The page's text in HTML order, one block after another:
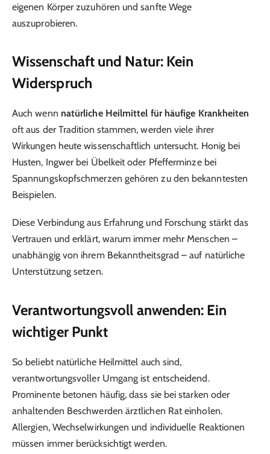
eigenen Körper zuzuhören und sanfte Wege
auszuprobieren.
Wissenschaft und Natur: Kein
Widerspruch
Auch wenn natürliche Heilmittel für häufige Krankheiten
oft aus der Tradition stammen, werden viele ihrer
Wirkungen heute wissenschaftlich untersucht. Honig bei
Husten, Ingwer bei Übelkeit oder Pfefferminze bei
Spannungskopfschmerzen gehören zu den bekanntesten
Beispielen.
Diese Verbindung aus Erfahrung und Forschung stärkt das
Vertrauen und erklärt, warum immer mehr Menschen –
unabhängig von ihrem Bekanntheitsgrad – auf natürliche
Unterstützung setzen.
Verantwortungsvoll anwenden: Ein
wichtiger Punkt
So beliebt natürliche Heilmittel auch sind,
verantwortungsvoller Umgang ist entscheidend.
Prominente betonen häufig, dass sie bei starken oder
anhaltenden Beschwerden ärztlichen Rat einholen.
Allergien, Wechselwirkungen und individuelle Reaktionen
müssen immer berücksichtigt werden.